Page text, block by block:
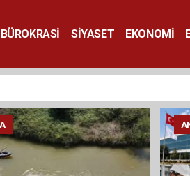
BÜROKRASİ SİYASET EKONOMİ